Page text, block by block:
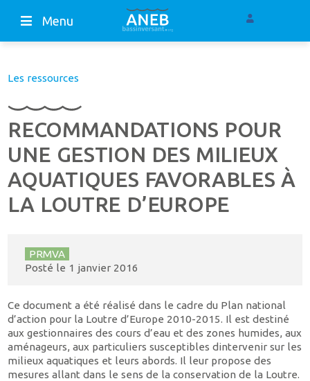
Menu
Les ressources
RECOMMANDATIONS POUR
UNE GESTION DES MILIEUX
AQUATIQUES FAVORABLES À
LA LOUTRE D’EUROPE
PRMVA
Posté le 1 janvier 2016
Ce document a été réalisé dans le cadre du Plan national
d’action pour la Loutre d’Europe 2010-2015. Il est destiné
aux gestionnaires des cours d’eau et des zones humides, aux
aménageurs, aux particuliers susceptibles dintervenir sur les
milieux aquatiques et leurs abords. Il leur propose des
mesures allant dans le sens de la conservation de la Loutre.